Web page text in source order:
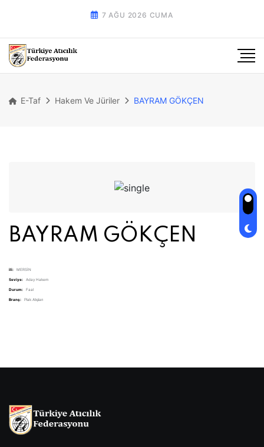
7 AĞU 2026 CUMA
E-Taf Hakem Ve Jüriler BAYRAM GÖKÇEN
BAYRAM GÖKÇEN
ili: MERSİN
Seviye: Aday Hakem
Durum: Faal
Branş: Plak Atışları